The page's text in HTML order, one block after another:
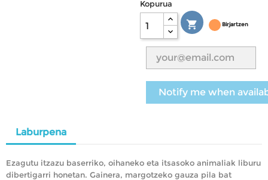
Kopurua
 Birjartzen
Notify me when
Laburpena
Ezagutu itzazu baserriko, oihaneko eta itsasoko animaliak liburu
dibertigarri honetan. Gainera, margotzeko gauza pila bat